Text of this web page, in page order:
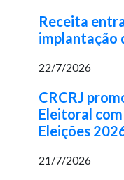
Receita
implantação
22/7/2026
CRCRJ
Eleitoral
Eleições
21/7/2026